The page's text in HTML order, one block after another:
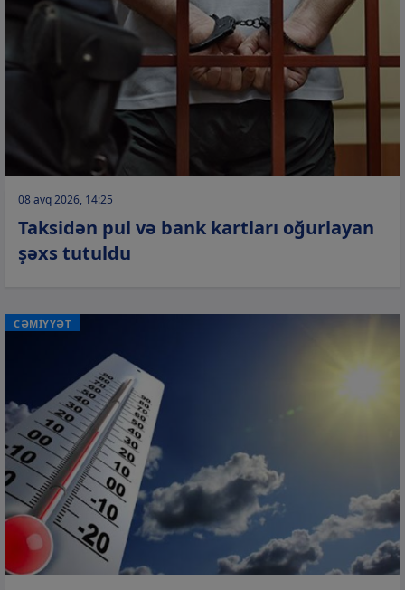
08 avq 2026, 14:25
Taksidən pul və bank kartları oğurlayan
şəxs tutuldu
CƏMİYYƏT